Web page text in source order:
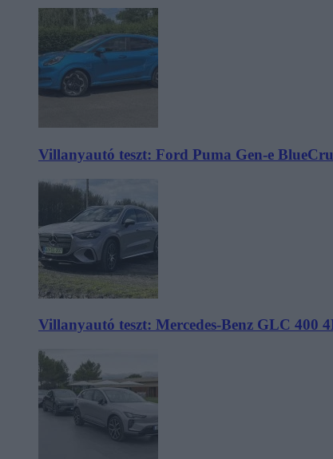
Villanyautó teszt: Ford Puma Gen-e
Villanyautó teszt: Mercedes-Benz GLC 400